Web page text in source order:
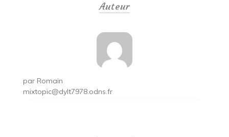
Auteur
par Romain
mixtopic@dylt7978.odns.fr